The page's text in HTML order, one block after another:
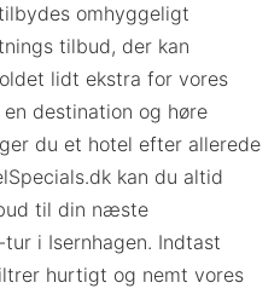
omhyggeligt
tilbud, der kan
lidt ekstra for vores
destination og høre
du et hotel efter allerede
kan du altid
til din næste
i Isernhagen. Indtast
hurtigt og nemt vores